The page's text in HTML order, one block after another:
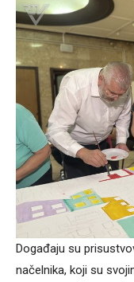
Događaju su
načelnika, koji su